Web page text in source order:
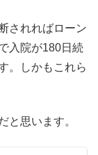
されればローン
入院が180日続
。しかもこれら
と思います。